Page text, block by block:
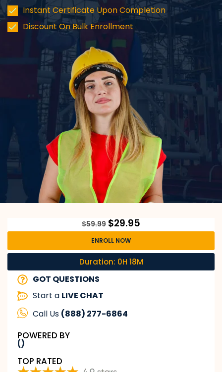
Instant Certificate Upon Completion
Discount On Bulk Enrollment
$59.99 $29.95
ENROLL NOW
Duration: 0H 18M
GOT QUESTIONS
Start a LIVE CHAT
Call Us (888) 277-6864
POWERED BY
()
TOP RATED